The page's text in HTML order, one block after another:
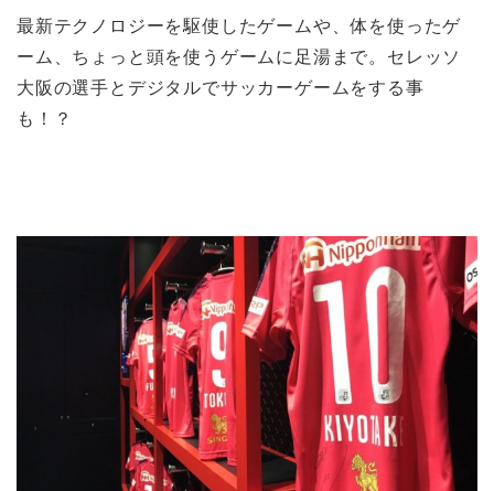
最新テクノロジーを駆使したゲームや、体を使ったゲ
ーム、ちょっと頭を使うゲームに足湯まで。セレッソ
大阪の選手とデジタルでサッカーゲームをする事
も！？